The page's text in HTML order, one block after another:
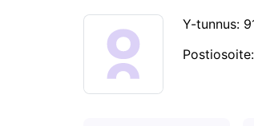
Y-tunnus:
Postiosoite: